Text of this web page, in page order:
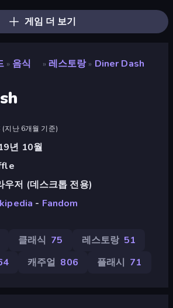
게임 더 보기
» 음식 » 레스토랑 » Diner Dash
(지난 6개월 기준)
년 10월
우저 (데스크톱 전용)
- Fandom
클래식 75 레스토랑 51
캐주얼 806 플래시 71